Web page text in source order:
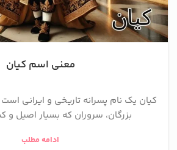
معنی اسم کیان
کیان یک نام پسرانه تاریخی و ایرانی
بزرگان، سروران که بسیار اصیل
ادامه مطلب